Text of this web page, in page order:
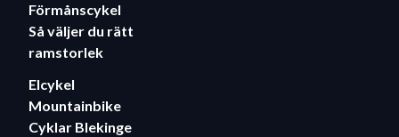
Förmånscykel
Så väljer du rätt
ramstorlek
Elcykel
Mountainbike
Cyklar Blekinge